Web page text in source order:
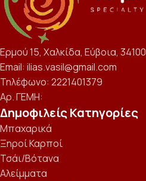
Ερμού 15, Χαλκίδα, Εύβοια, 34100
Email: ilias.vasil@gmail.com
Τηλέφωνο: 2221401379
Αρ. ΓΕΜΗ:
Δημοφιλείς Κατηγορίες
Μπαχαρικά
Ξηροί Καρποί
Τσάι/Βότανα
Αλείμματα